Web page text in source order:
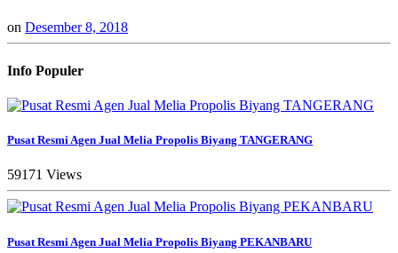
on Desember 8, 2018
Info Populer
Pusat Resmi Agen Jual Melia Propolis Biyang TANGERANG
59171 Views
Pusat Resmi Agen Jual Melia Propolis Biyang PEKANBARU